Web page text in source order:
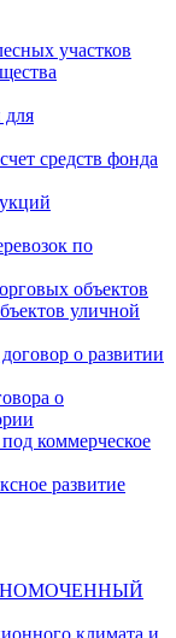
участков
средств фонда
по
объектов
уличной
о развитии
о
коммерческое
развитие